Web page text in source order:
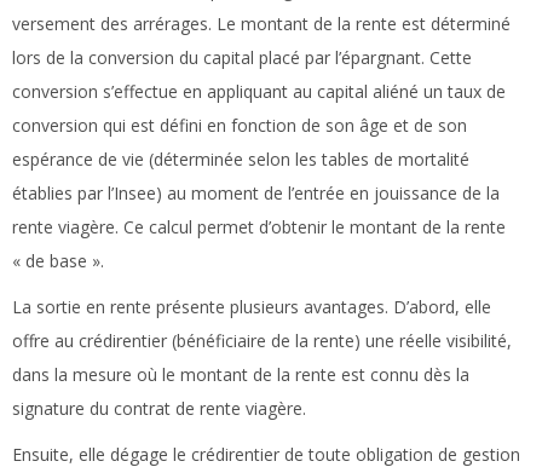
versement des arrérages. Le montant de la rente est déterminé
lors de la conversion du capital placé par l’épargnant. Cette
conversion s’effectue en appliquant au capital aliéné un taux de
conversion qui est défini en fonction de son âge et de son
espérance de vie (déterminée selon les tables de mortalité
établies par l’Insee) au moment de l’entrée en jouissance de la
rente viagère. Ce calcul permet d’obtenir le montant de la rente
« de base ».
La sortie en rente présente plusieurs avantages. D’abord, elle
offre au crédirentier (bénéficiaire de la rente) une réelle visibilité,
dans la mesure où le montant de la rente est connu dès la
signature du contrat de rente viagère.
Ensuite, elle dégage le crédirentier de toute obligation de gestion